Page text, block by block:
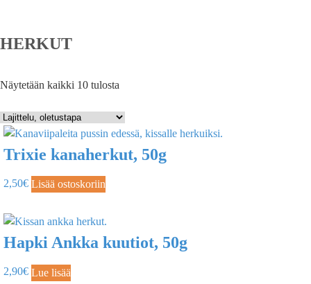
HERKUT
Näytetään kaikki 10 tulosta
Trixie kanaherkut, 50g
2,50€ Lisää ostoskoriin
Hapki Ankka kuutiot, 50g
2,90€ Lue lisää